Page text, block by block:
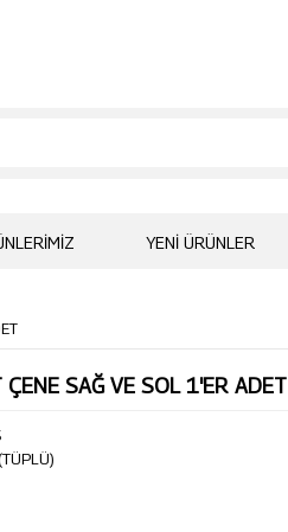
YENI ÜRÜNLER
SAĞ VE SOL 1'ER ADET